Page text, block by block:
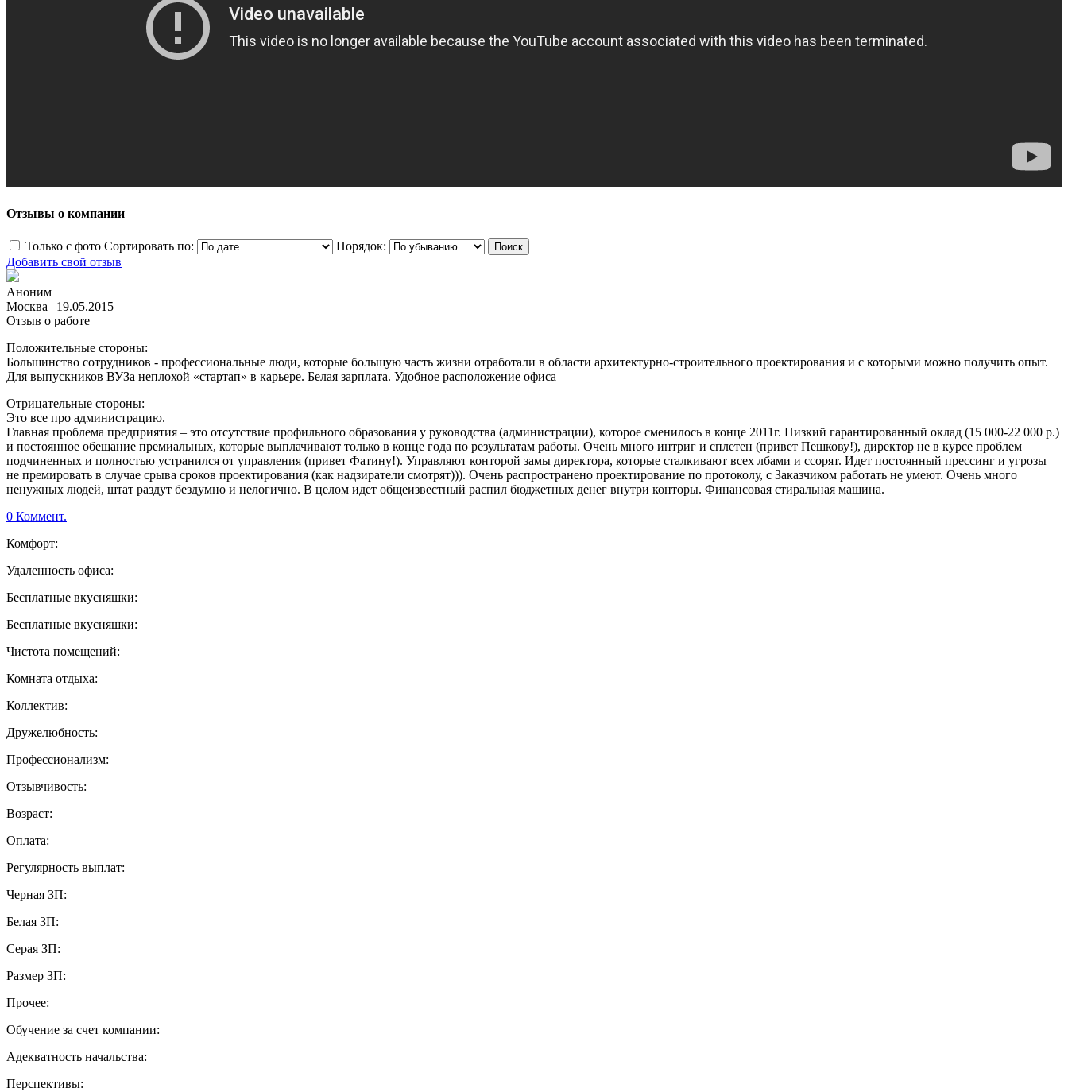
Отзывы о компании
Только с фото Сортировать по:
Порядок:
Добавить свой отзыв
Аноним
Москва | 19.05.2015
Отзыв о работе
Положительные стороны:
Большинство сотрудников - профессиональные люди, которые большую часть жизни отработали в области архитектурно-строительного проектирования и с которыми можно получить опыт.
Для выпускников ВУЗа неплохой «стартап» в карьере. Белая зарплата. Удобное расположение офиса
Отрицательные стороны:
Это все про администрацию.
Главная проблема предприятия – это отсутствие профильного образования у руководства (администрации), которое сменилось в конце 2011г. Низкий гарантированный оклад (15 000-22 000 р.)
и постоянное обещание премиальных, которые выплачивают только в конце года по результатам работы. Очень много интриг и сплетен (привет Пешкову!), директор не в курсе проблем
подчиненных и полностью устранился от управления (привет Фатину!). Управляют конторой замы директора, которые сталкивают всех лбами и ссорят. Идет постоянный прессинг и угрозы
не премировать в случае срыва сроков проектирования (как надзиратели смотрят))). Очень распространено проектирование по протоколу, с Заказчиком работать не умеют. Очень много
ненужных людей, штат раздут бездумно и нелогично. В целом идет общеизвестный распил бюджетных денег внутри конторы. Финансовая стиральная машина.
0 Коммент.
Комфорт:
Удаленность офиса:
Бесплатные вкусняшки:
Бесплатные вкусняшки:
Чистота помещений:
Комната отдыха:
Коллектив:
Дружелюбность:
Профессионализм:
Отзывчивость:
Возраст:
Оплата:
Регулярность выплат:
Черная ЗП:
Белая ЗП:
Серая ЗП:
Размер ЗП:
Прочее:
Обучение за счет компании:
Адекватность начальства:
Перспективы: